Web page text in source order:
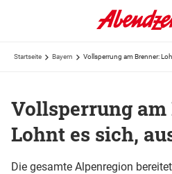
Startseite Bayern Vollsperrung am Brenner:
Vollsperrung am
Lohnt es sich,
Die gesamte Alpenregion